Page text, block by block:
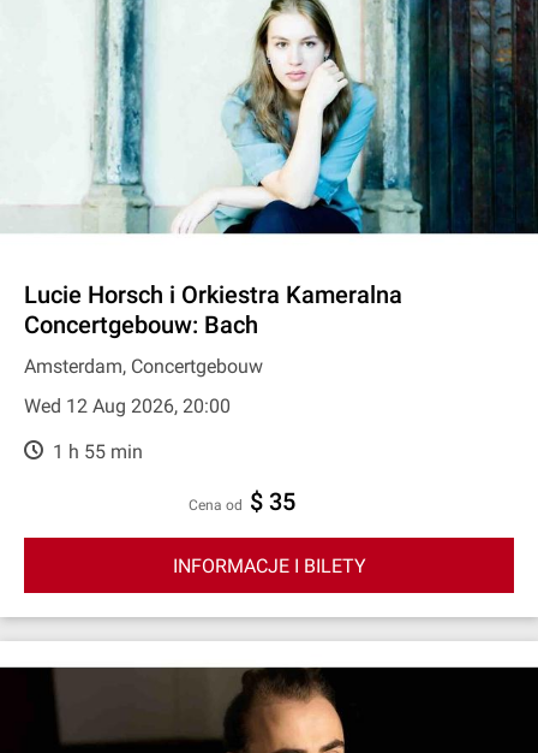
Lucie Horsch i Orkiestra Kameralna
Concertgebouw: Bach
Amsterdam, Concertgebouw
Wed 12 Aug 2026, 20:00
1 h 55 min
cena od $ 35
INFORMACJE I BILETY